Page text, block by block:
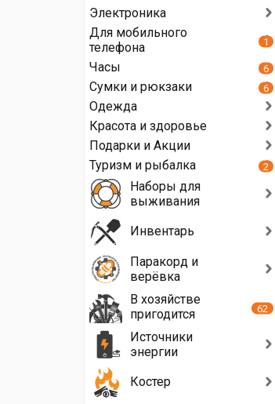
Электроника
Для мобильного
телефона
1
Часы 6
Сумки и рюкзаки 6
Одежда
Красота и здоровье
Подарки и Акции
Туризм и рыбалка
2
Наборы для
выживания
Инвентарь
Паракорд и
верёвка
В хозяйстве
пригодится
62
Источники
энергии
Костер